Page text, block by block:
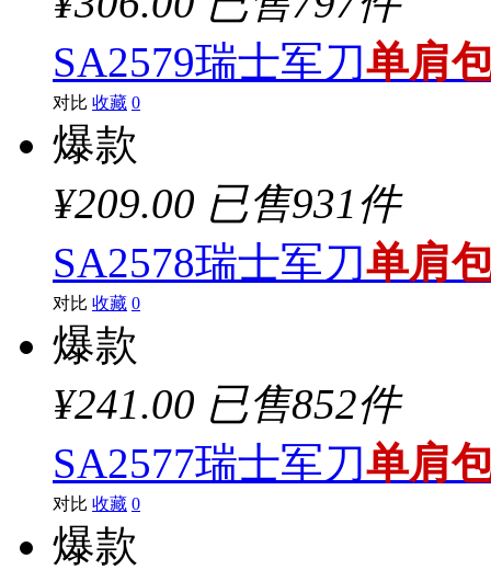
SA2579瑞士军刀单肩
对比 收藏 0
爆款
¥209.00 已售931件
SA2578瑞士军刀单肩
对比 收藏 0
爆款
¥241.00 已售852件
SA2577瑞士军刀单肩
对比 收藏 0
爆款